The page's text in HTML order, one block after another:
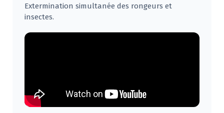
Extermination simultanée des rongeurs et
insectes.